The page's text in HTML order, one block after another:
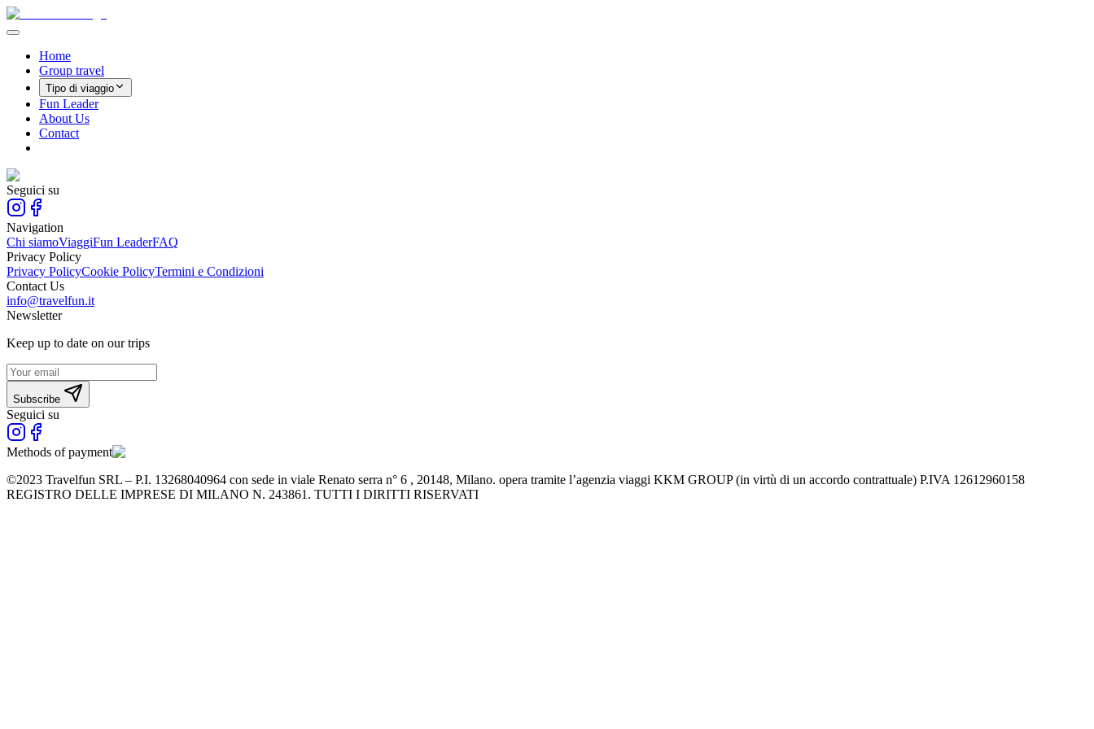
Home
Group travel
Tipo di viaggio
Fun Leader
About Us
Contact
Seguici su
Navigation
Chi siamoViaggiFun LeaderFAQ
Privacy Policy
Privacy PolicyCookie PolicyTermini e Condizioni
Contact Us
info@travelfun.it
Newsletter
Keep up to date on our trips
Subscribe
Seguici su
Methods of payment
©2023 Travelfun SRL – P.I. 13268040964 con sede in viale Renato serra n° 6 , 20148, Milano. opera tramite l’agenzia viaggi KKM GROUP (in virtù di un accordo contrattuale) P.IVA 12612960158
REGISTRO DELLE IMPRESE DI MILANO N. 243861. TUTTI I DIRITTI RISERVATI